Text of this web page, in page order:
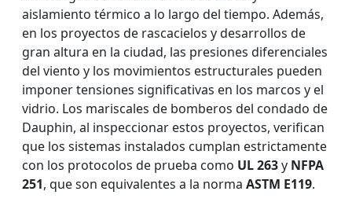
aislamiento térmico a lo largo del tiempo. Además,
en los proyectos de rascacielos y desarrollos de
gran altura en la ciudad, las presiones diferenciales
del viento y los movimientos estructurales pueden
imponer tensiones significativas en los marcos y el
vidrio. Los mariscales de bomberos del condado de
Dauphin, al inspeccionar estos proyectos, verifican
que los sistemas instalados cumplan estrictamente
con los protocolos de prueba como UL 263y NFPA
251, que son equivalentes a la norma ASTM E119.